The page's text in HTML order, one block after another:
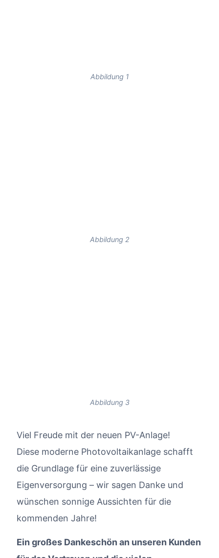
Abbildung 1
Abbildung 2
Abbildung 3
Viel Freude mit der neuen PV-Anlage!
Diese moderne Photovoltaikanlage schafft
die Grundlage für eine zuverlässige
Eigenversorgung – wir sagen Danke und
wünschen sonnige Aussichten für die
kommenden Jahre!
Ein großes Dankeschön an unseren Kunden